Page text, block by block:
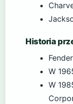
Historia
W
W